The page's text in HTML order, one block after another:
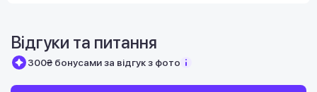
Відгуки та питання
300₴ бонусами за відгук з фото